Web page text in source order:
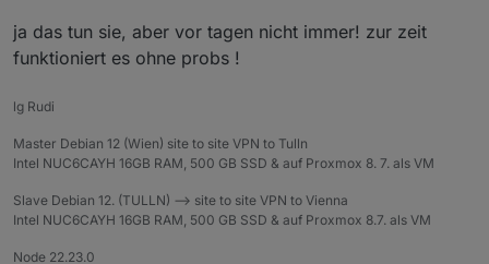
ja das tun sie, aber vor tagen nicht immer! zur zeit
funktioniert es ohne probs !
lg Rudi
Master Debian 12 (Wien) site to site VPN to Tulln
Intel NUC6CAYH 16GB RAM, 500 GB SSD & auf Proxmox 8. 7. als VM
Slave Debian 12. (TULLN) --> site to site VPN to Vienna
Intel NUC6CAYH 16GB RAM, 500 GB SSD & auf Proxmox 8.7. als VM
Node 22.23.0